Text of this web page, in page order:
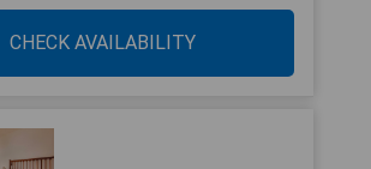
CHECK AVAILABILITY